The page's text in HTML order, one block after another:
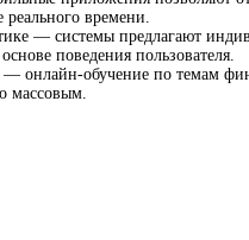
времени.
— системы предлагают
поведения пользователя.
онлайн-обучение по темам
массовым.